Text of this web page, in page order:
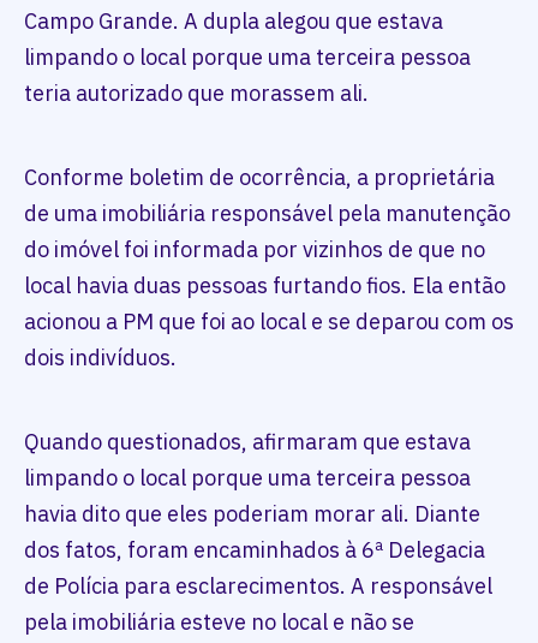
Campo Grande. A dupla alegou que estava
limpando o local porque uma terceira pessoa
teria autorizado que morassem ali.
Conforme boletim de ocorrência, a proprietária
de uma imobiliária responsável pela manutenção
do imóvel foi informada por vizinhos de que no
local havia duas pessoas furtando fios. Ela então
acionou a PM que foi ao local e se deparou com os
dois indivíduos.
Quando questionados, afirmaram que estava
limpando o local porque uma terceira pessoa
havia dito que eles poderiam morar ali. Diante
dos fatos, foram encaminhados à 6ª Delegacia
de Polícia para esclarecimentos. A responsável
pela imobiliária esteve no local e não se